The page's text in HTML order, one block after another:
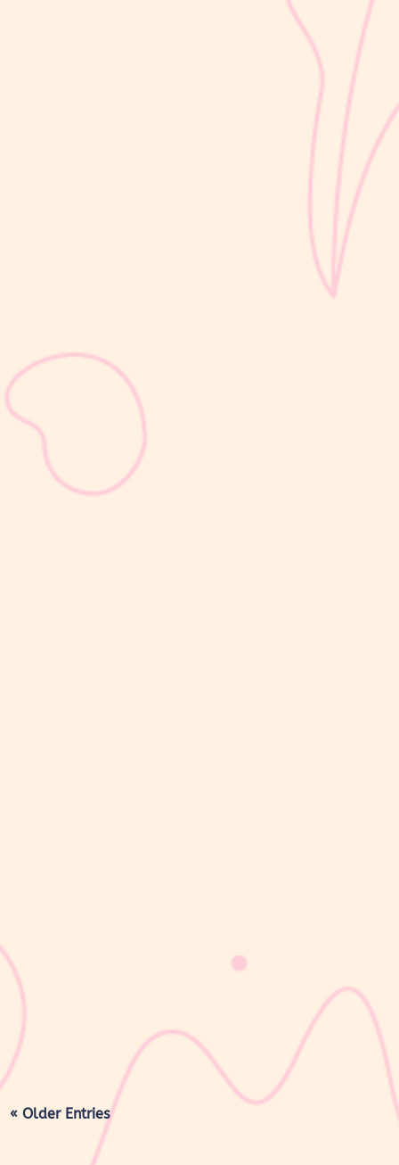
utama untuk menilai apakah tumbuh kembang si Kecil berjalan
optimal. Berbeda dengan berat badan yang bisa naik-turun dalam
waktu singkat, pertambahan tinggi badan cenderung berlangsung
Masa nifas adalah periode pemulihan tubuh setelah melahirkan
yang dimulai sejak bayi lahir hingga organ reproduksi kembali
kulit bayi baru lahir sering kali membuat Mom & Dad khawatir.
Tidak jarang lapisan ini dianggap sebagai kotoran atau sisa cairan
persalinan yang harus segera dibersihkan, terutama jika jumlahnya
« Older Entries